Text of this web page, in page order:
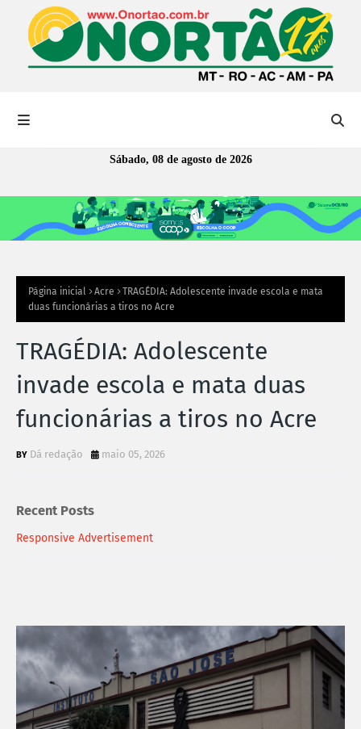
Sábado, 08 de agosto de 2026
Página inicial Acre
TRAGÉDIA: Adolescente invade escola e mata
duas funcionárias a tiros no Acre
TRAGÉDIA: Adolescente
invade escola e mata duas
funcionárias a tiros no Acre
Dá redação maio 05, 2026
Recent Posts
Responsive Advertisement